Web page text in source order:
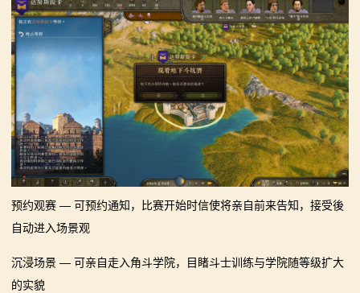
预约观赛 — 可预约通知，比赛开始时信使将亲自前来告知，接受後
自动进入场景观
沉浸场景 — 可亲自走入角斗学院，目睹斗士训练与学院随等级扩大
的实貌